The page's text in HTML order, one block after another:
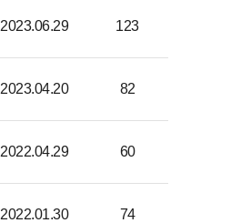
2023.06.29 123
2023.04.20 82
2022.04.29 60
2022.01.30 74